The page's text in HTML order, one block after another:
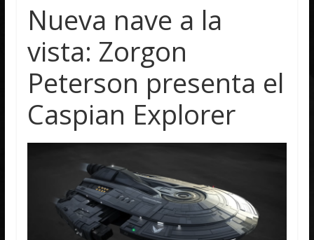
Nueva nave a la
vista: Zorgon
Peterson presenta el
Caspian Explorer